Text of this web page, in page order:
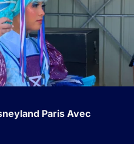
Paris Avec